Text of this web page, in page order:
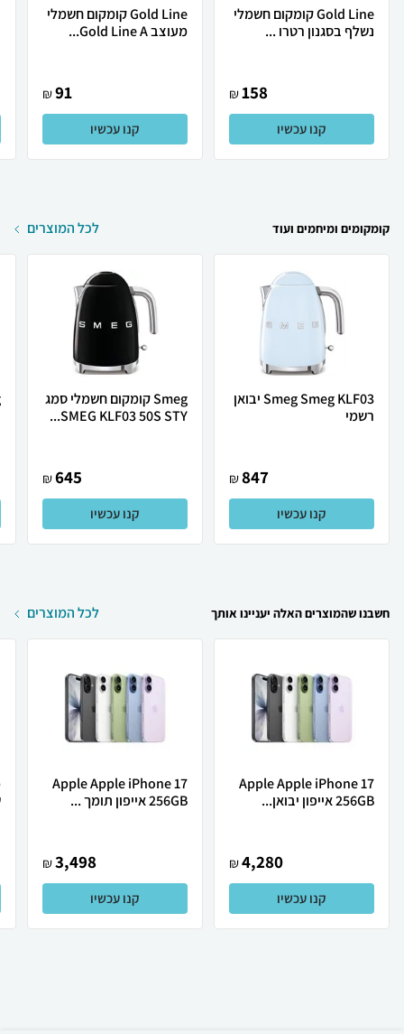
Gold Line קומקום חשמלי
נשלף בסגנון רטרו ...
158
₪
קנו עכשיו
Gold Line קומקום חשמלי
מעוצב Gold Line A...
91
₪
קנו עכשיו
קומקומים ומיחמים ועוד לכל המוצרים
Smeg Smeg KLF03 יבואן
רשמי
847
₪
קנו עכשיו
Smeg קומקום חשמלי סמג
SMEG KLF03 50S STY...
645
₪
קנו עכשיו
חשבנו שהמוצרים האלה יעניינו אותך לכל המוצרים
Apple Apple iPhone 17
256GB אייפון יבואן...
4,280
₪
קנו עכשיו
Apple Apple iPhone 17
256GB אייפון תומך ...
3,498
₪
קנו עכשיו